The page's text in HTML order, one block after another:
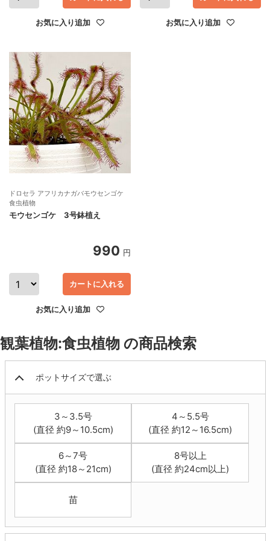
お気に入り追加 お気に入り追加
ドロセラ アフリカナガバモウセンゴケ
食虫植物
モウセンゴケ 3号鉢植え
990 円
カートに入れる
お気に入り追加
観葉植物:食虫植物 の商品検索
ポットサイズで選ぶ
3～3.5号
(直径 約9～10.5cm)
4～5.5号
(直径 約12～16.5cm)
6～7号
(直径 約18～21cm)
8号以上
(直径 約24cm以上)
苗